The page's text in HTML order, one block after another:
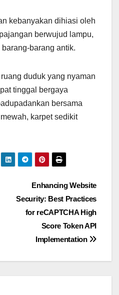
kebanyakan dihiasi oleh
berwujud lampu,
barang antik.
duduk yang nyaman
tinggal bergaya
bersama
karpet sedikit
Enhancing Website
Security: Best Practices
for reCAPTCHA High
Score Token API
Implementation